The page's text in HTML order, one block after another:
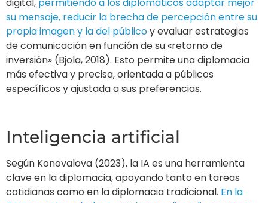
Según Konovalova (2023), la IA es una herramienta
clave en la diplomacia, apoyando tanto en tareas
cotidianas como en la diplomacia tradicional.En la
ONU, por ejemplo, la IA ayuda a analizar discursos en
tiempo real para ajustar los consejos al Presidente de
la Asamblea General.En el servicio consular, mejora la
eficiencia en la gestión de solicitudes de visado y
Además, en diplomacia pública, puede analizar
grandes volúmenes de datos para generar
estrategias de comunicación basadas en intereses
individuales.